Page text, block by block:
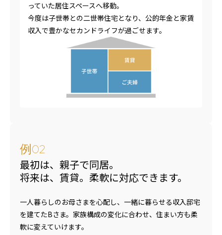
っていた居住スペースへ移動。
今度は子世帯との二世帯住宅となり、公的年金と家賃
収入で豊かなセカンドライフが過ごせます。
例02
最初は、親子で同居。
将来は、賃貸。柔軟に対応できます。
一人暮らしのお母さまを心配し、一緒に暮らせる収入邸宅
を建てたBさま。家族構成の変化に合わせ、住まい方も柔
軟に変えていけます。